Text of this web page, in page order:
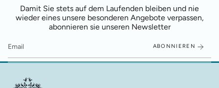
Damit Sie stets auf dem Laufenden bleiben und nie
wieder eines unsere besonderen Angebote verpassen,
abonnieren sie unseren Newsletter
ABONNIEREN